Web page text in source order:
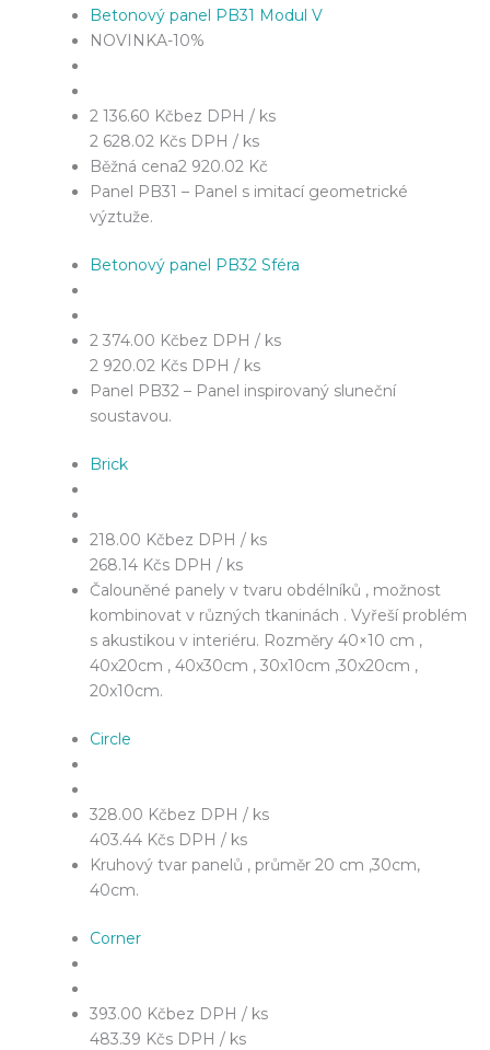
Betonový panel PB31 Modul V
NOVINKA-10%
2 136.60 Kčbez DPH / ks
2 628.02 Kčs DPH / ks
Běžná cena2 920.02 Kč
Panel PB31 – Panel s imitací geometrické
výztuže.
Betonový panel PB32 Sféra
2 374.00 Kčbez DPH / ks
2 920.02 Kčs DPH / ks
Panel PB32 – Panel inspirovaný sluneční
soustavou.
Brick
218.00 Kčbez DPH / ks
268.14 Kčs DPH / ks
Čalouněné panely v tvaru obdélníků , možnost
kombinovat v různých tkaninách . Vyřeší problém
s akustikou v interiéru. Rozměry 40×10 cm ,
40x20cm , 40x30cm , 30x10cm ,30x20cm ,
20x10cm.
Circle
328.00 Kčbez DPH / ks
403.44 Kčs DPH / ks
Kruhový tvar panelů , průměr 20 cm ,30cm,
40cm.
Corner
393.00 Kčbez DPH / ks
483.39 Kčs DPH / ks